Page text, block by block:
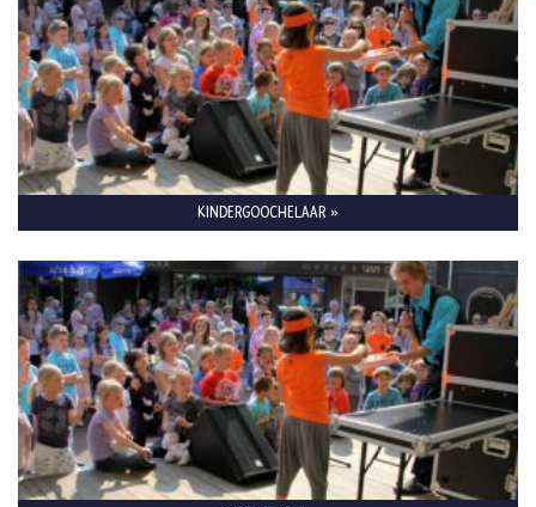
KINDERGOOCHELAAR »